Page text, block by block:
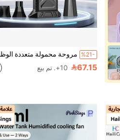
%21-
67.15 10+. تم بيع